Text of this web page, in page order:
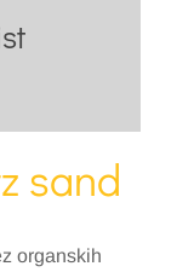
sand
organskih